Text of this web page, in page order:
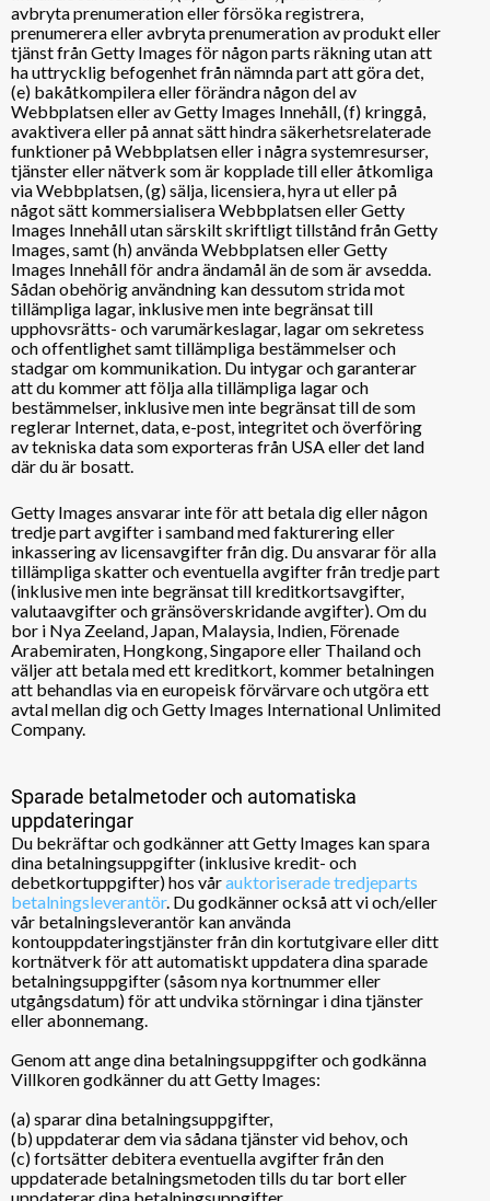
avbryta prenumeration eller försöka registrera,
prenumerera eller avbryta prenumeration av produkt eller
tjänst från Getty Images för någon parts räkning utan att
ha uttrycklig befogenhet från nämnda part att göra det,
(e) bakåtkompilera eller förändra någon del av
Webbplatsen eller av Getty Images Innehåll, (f) kringgå,
avaktivera eller på annat sätt hindra säkerhetsrelaterade
funktioner på Webbplatsen eller i några systemresurser,
tjänster eller nätverk som är kopplade till eller åtkomliga
via Webbplatsen, (g) sälja, licensiera, hyra ut eller på
något sätt kommersialisera Webbplatsen eller Getty
Images Innehåll utan särskilt skriftligt tillstånd från Getty
Images, samt (h) använda Webbplatsen eller Getty
Images Innehåll för andra ändamål än de som är avsedda.
Sådan obehörig användning kan dessutom strida mot
tillämpliga lagar, inklusive men inte begränsat till
upphovsrätts- och varumärkeslagar, lagar om sekretess
och offentlighet samt tillämpliga bestämmelser och
stadgar om kommunikation. Du intygar och garanterar
att du kommer att följa alla tillämpliga lagar och
bestämmelser, inklusive men inte begränsat till de som
reglerar Internet, data, e-post, integritet och överföring
av tekniska data som exporteras från USA eller det land
där du är bosatt.
Getty Images ansvarar inte för att betala dig eller någon
tredje part avgifter i samband med fakturering eller
inkassering av licensavgifter från dig. Du ansvarar för alla
tillämpliga skatter och eventuella avgifter från tredje part
(inklusive men inte begränsat till kreditkortsavgifter,
valutaavgifter och gränsöverskridande avgifter). Om du
bor i Nya Zeeland, Japan, Malaysia, Indien, Förenade
Arabemiraten, Hongkong, Singapore eller Thailand och
väljer att betala med ett kreditkort, kommer betalningen
att behandlas via en europeisk förvärvare och utgöra ett
avtal mellan dig och Getty Images International Unlimited
Company.
Sparade betalmetoder och automatiska
uppdateringar
Du bekräftar och godkänner att Getty Images kan spara
dina betalningsuppgifter (inklusive kredit- och
debetkortuppgifter) hos vårauktoriserade tredjeparts
betalningsleverantör. Du godkänner också att vi och/eller
vår betalningsleverantör kan använda
kontouppdateringstjänster från din kortutgivare eller ditt
kortnätverk för att automatiskt uppdatera dina sparade
betalningsuppgifter (såsom nya kortnummer eller
utgångsdatum) för att undvika störningar i dina tjänster
eller abonnemang.
Genom att ange dina betalningsuppgifter och godkänna
Villkoren godkänner du att Getty Images:
(a) sparar dina betalningsuppgifter,
(b) uppdaterar dem via sådana tjänster vid behov, och
(c) fortsätter debitera eventuella avgifter från den
uppdaterade betalningsmetoden tills du tar bort eller